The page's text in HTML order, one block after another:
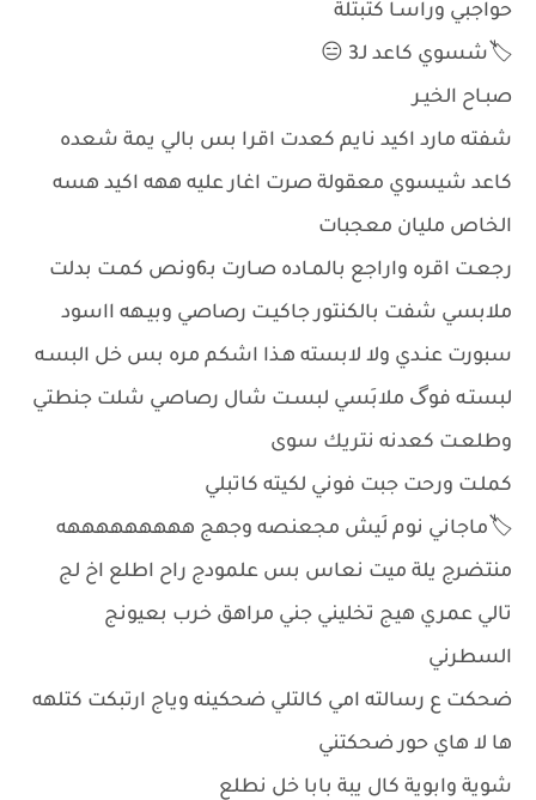
حواجبي وراسـا كتبتلة
🏷️شسوي كاعد لـ3 😑
صبـاح الخيـر
شفته مارد اكيد نايم كعدت اقرا بس بالي يمة شعده
كاعد شيسوي معقولة صرت اغار عليه ههه اكيد هسه
الخاص مليان معجبات
رجعـت اقره واراجع بالمـاده صـارت بـ6ونص كمـت بدلت
ملابسي شفت بالكنتور جاكيـت رصاصي وبيـهه ااسود
سبورت عنـدي ولا لابسته هـذا اشكم مره بس خل البسـه
لبستـه فوگ ملابَسي لبسـت شال رصاصي شلت جنطتي
وطلعـت كعدنه نتريك سوى
كملـت ورحت جبت فوني لكيته كاتبلي
🏷️ماجاني نوم لَيش مجعنصه وجهج هههههههههه
منتضرج يلة ميت نعاس بس علمودج راح اطلع اخ لج
تالي عمري هيج تخليني جني مراهق خرب بعيونج
السطرني
ضحكت ع رسالته امي كالتلي ضحكينه وياج ارتبكت كتلهه
ها لا هاي حور ضحكتني
شوية وابوية كال يبة بابا خل نطلع